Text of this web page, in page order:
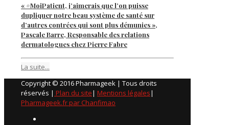
« #MoiPatient, j’aimerais que l’on puisse
dupliquer notre beau système de santé sur
d’autres contrées qui sont plus démunies »,
Pascale Barre, Responsable des relations
dermatologues chez Pierre Fabre
La suite...
Copyright © 2016 Pharmageek | Tous droits
réservés | Plan du site| Mentions légales|
Pharmageek.fr par Chanfimao